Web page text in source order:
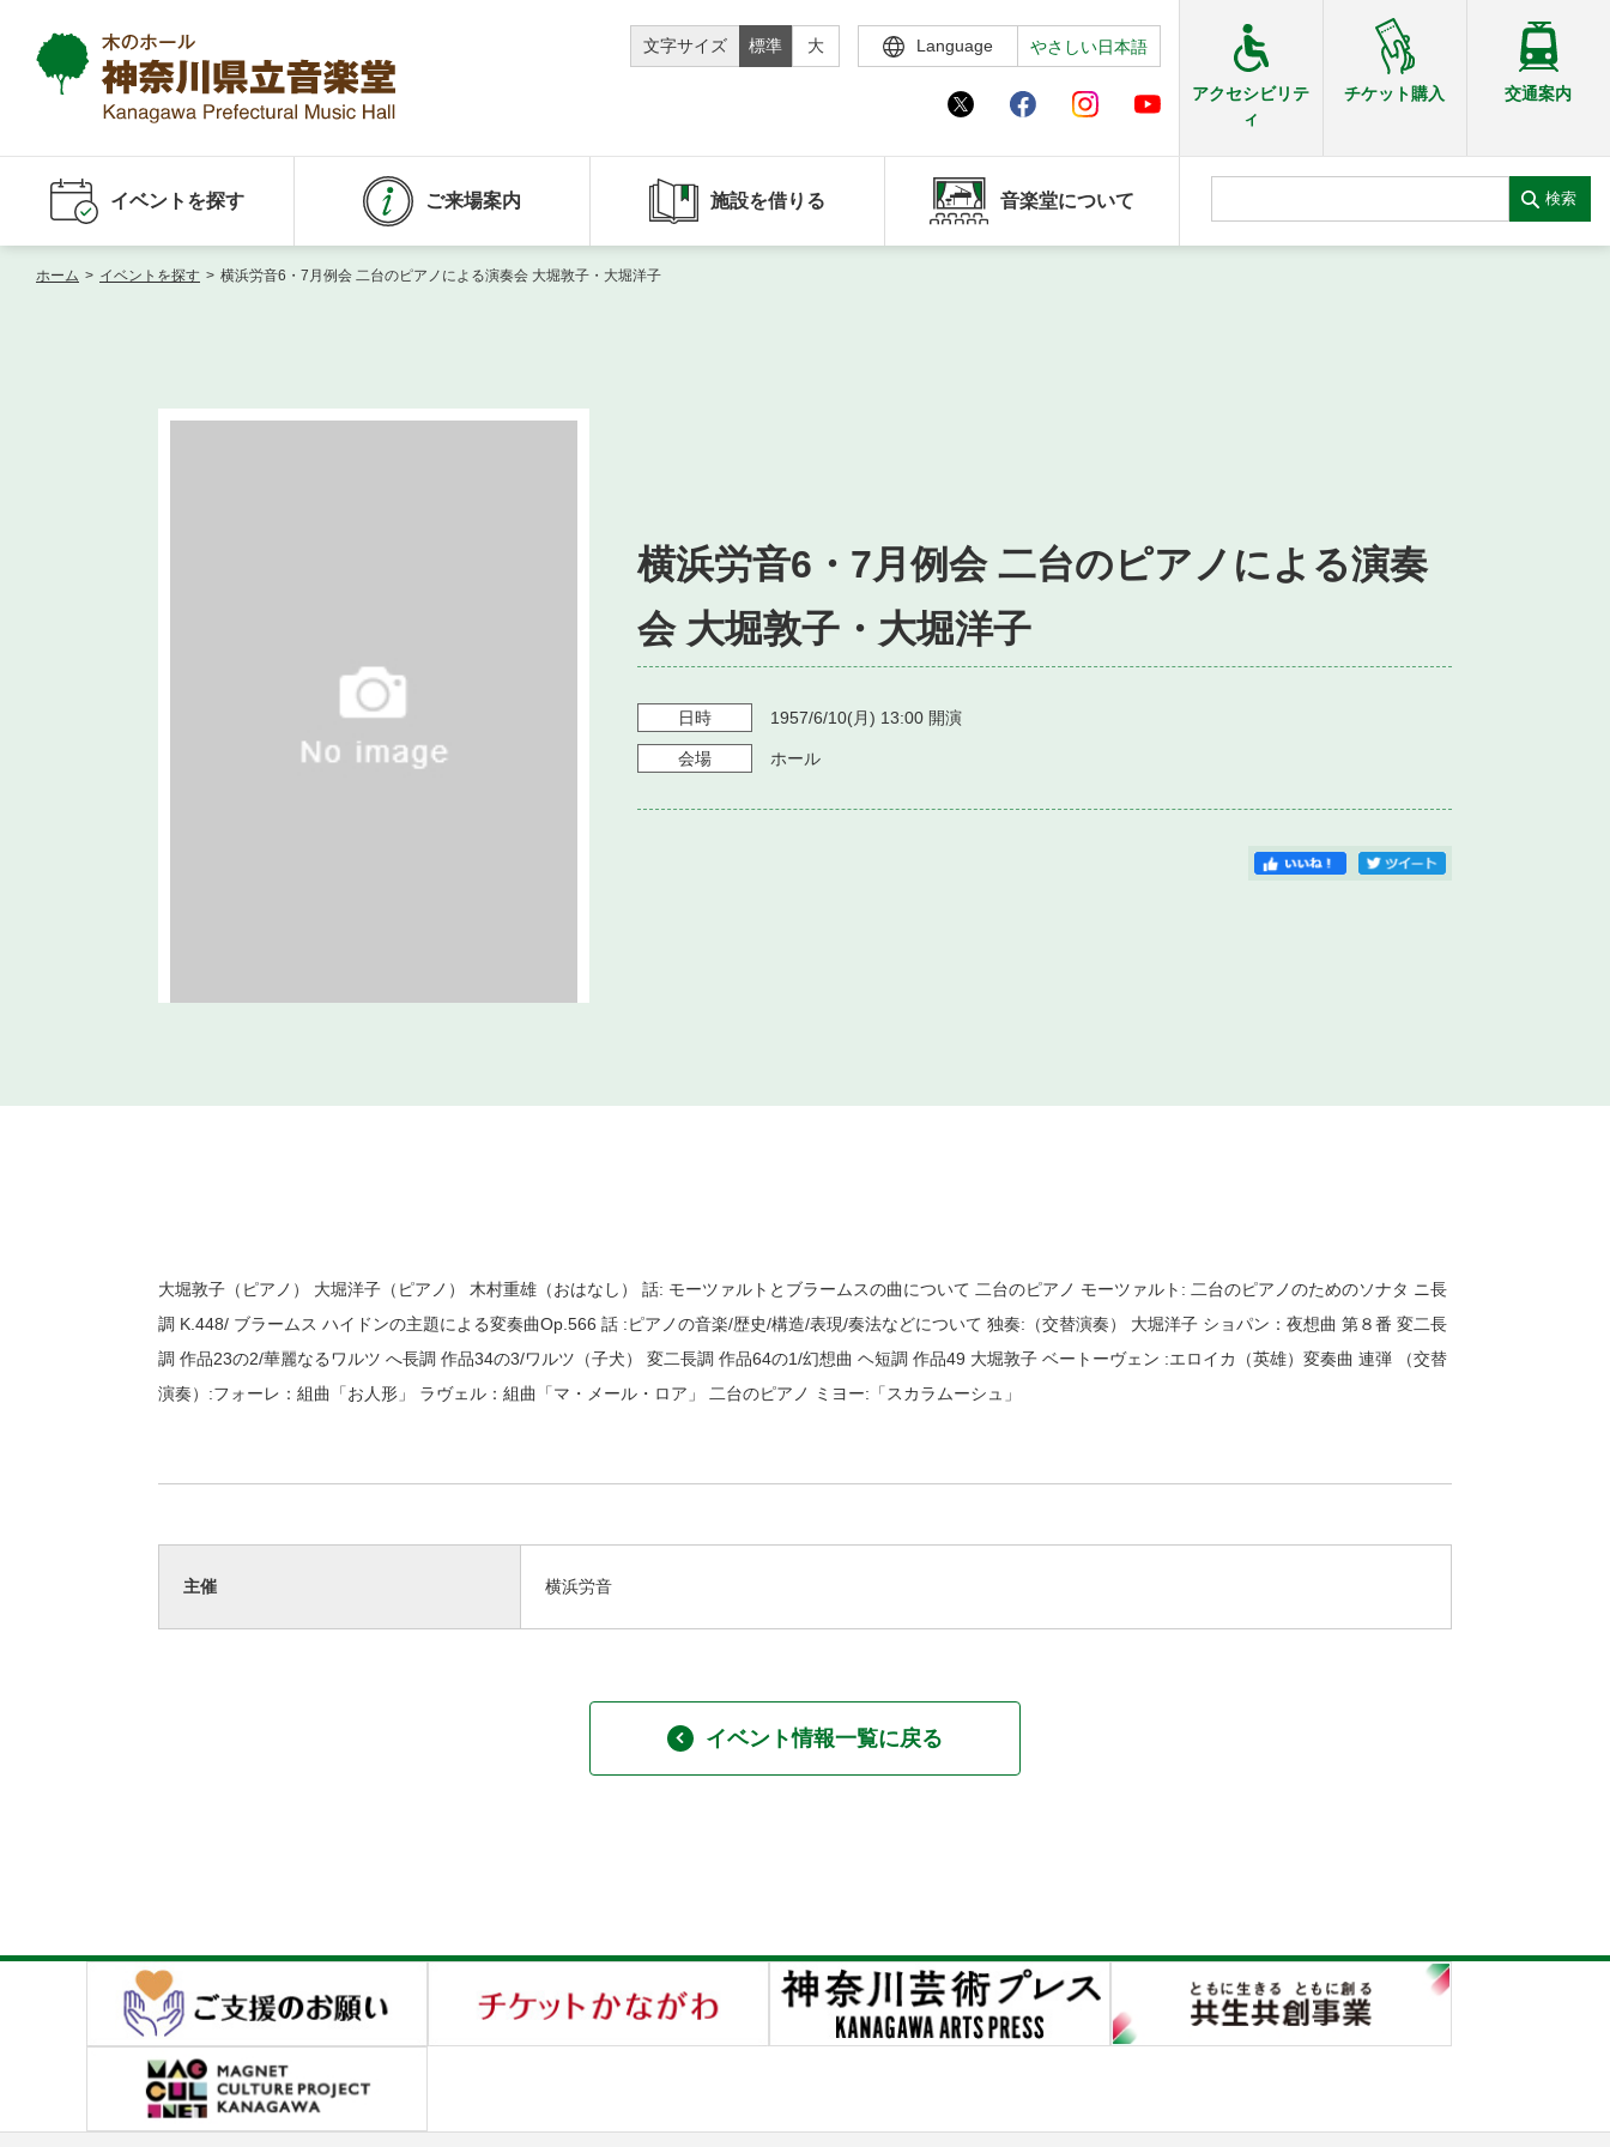
文字サイズ 標準 大 Language やさしい日本語
アクセシビリテ
ィ
チケット購入 交通案内
イベントを探す ご来場案内 施設を借りる 音楽堂について 検索
ホーム > イベントを探す > 横浜労音6・7月例会 二台のピアノによる演奏会 大堀敦子・大堀洋子
横浜労音6・7月例会 二台のピアノによる演奏
会 大堀敦子・大堀洋子
日時 1957/6/10(月) 13:00 開演
会場 ホール
大堀敦子（ピアノ） 大堀洋子（ピアノ） 木村重雄（おはなし） 話: モーツァルトとブラームスの曲について 二台のピアノ モーツァルト: 二台のピアノのためのソナタ ニ長
調 K.448/ ブラームス ハイドンの主題による変奏曲Op.566 話 :ピアノの音楽/歴史/構造/表現/奏法などについて 独奏:（交替演奏） 大堀洋子 ショパン：夜想曲 第８番 変二長
調 作品23の2/華麗なるワルツ へ長調 作品34の3/ワルツ（子犬） 変二長調 作品64の1/幻想曲 ヘ短調 作品49 大堀敦子 ベートーヴェン :エロイカ（英雄）変奏曲 連弾 （交替
演奏）:フォーレ：組曲「お人形」 ラヴェル：組曲「マ・メール・ロア」 二台のピアノ ミヨー:「スカラムーシュ」
主催 横浜労音
イベント情報一覧に戻る